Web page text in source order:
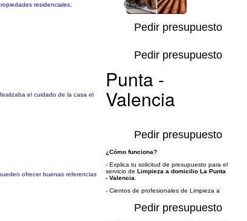
residenciales,
1/23
Pedir presupuesto
el cuidado de la casa el
Pedir presupuesto
ofrecer buenas referencias
Pedir presupuesto
Pedir presupuesto
Punta -
Valencia
¿Cómo funciona?
- Explica tu solicitud de presupuesto para el
servicio de Limpieza a domicilio La Punta
- Valencia
- Cientos de profesionales de Limpieza a